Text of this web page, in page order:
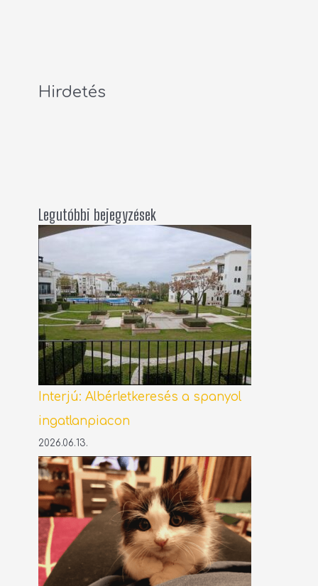
Hirdetés
Legutóbbi bejegyzések
Interjú: Albérletkeresés a spanyol
ingatlanpiacon
2026.06.13.